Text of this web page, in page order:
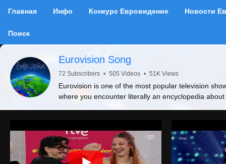
Главная Инфо Конкурс Евровидение Новости
Поиск
Eurovision Song
72 Subscribers • 505 Videos • 51K Views
Eurovision is one of the most popular television
where you encounter literally an encyclopedia